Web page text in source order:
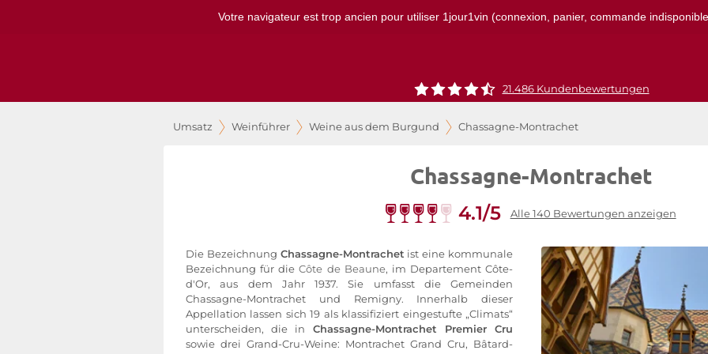
Votre navigateur est trop ancien pour utiliser 1jour1vin (connexion, panier, commande
21.486 Kundenbewertungen
Umsatz Weinführer Weine aus dem Burgund Chassagne-Montrachet
Chassagne-Montrachet
4.1/5 Alle 140 Bewertungen anzeigen
Die Bezeichnung Chassagne-Montrachet ist eine kommunale
Bezeichnung für dieCôte de Beaune, im Departement Côte-
d'Or, aus dem Jahr 1937. Sie umfasst die Gemeinden
Chassagne-Montrachet und Remigny. Innerhalb dieser
Appellation lassen sich 19 als klassifiziert eingestufte „Climats“
unterscheiden, die in Chassagne-Montrachet Premier Cru
sowie drei Grand-Cru-Weine: Montrachet Grand Cru, Bâtard-